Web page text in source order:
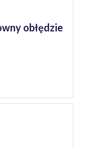
obłędzie